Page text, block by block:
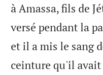
à Amassa, fils de
versé pendant la
et il a mis le sang
ceinture qu'il